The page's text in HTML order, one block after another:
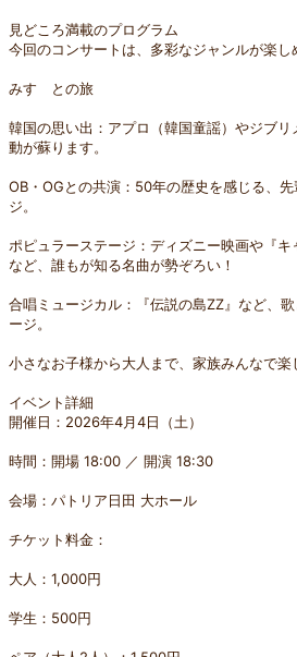
見どころ満載のプログラム
今回のコンサートは、多彩なジャンルが楽し
みすゞとの旅
韓国の思い出：アプロ（韓国童謡）やジブ
動が蘇ります。
OB・OGとの共演：50年の歴史を感じる、
ジ。
ポピュラーステージ：ディズニー映画や『キ
など、誰もが知る名曲が勢ぞろい！
合唱ミュージカル：『伝説の島ZZ』など、
ージ。
小さなお子様から大人まで、家族みんなで楽
イベント詳細
開催日：2026年4月4日（土）
時間：開場 18:00 ／ 開演 18:30
会場：パトリア日田 大ホール
チケット料金：
大人：1,000円
学生：500円